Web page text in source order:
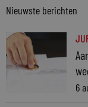
Nieuwste berichten
6